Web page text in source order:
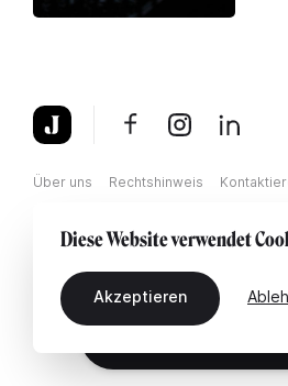
Über uns Rechtshinweis
Diese Website verwendet
Akzeptieren